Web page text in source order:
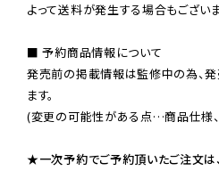
よって送料が発生する場合もござい
■ 予約商品情報について
発売前の掲載情報は監修中の為、
ます。
(変更の可能性がある点…商品仕様、
★一次予約でご予約頂いたご注文は